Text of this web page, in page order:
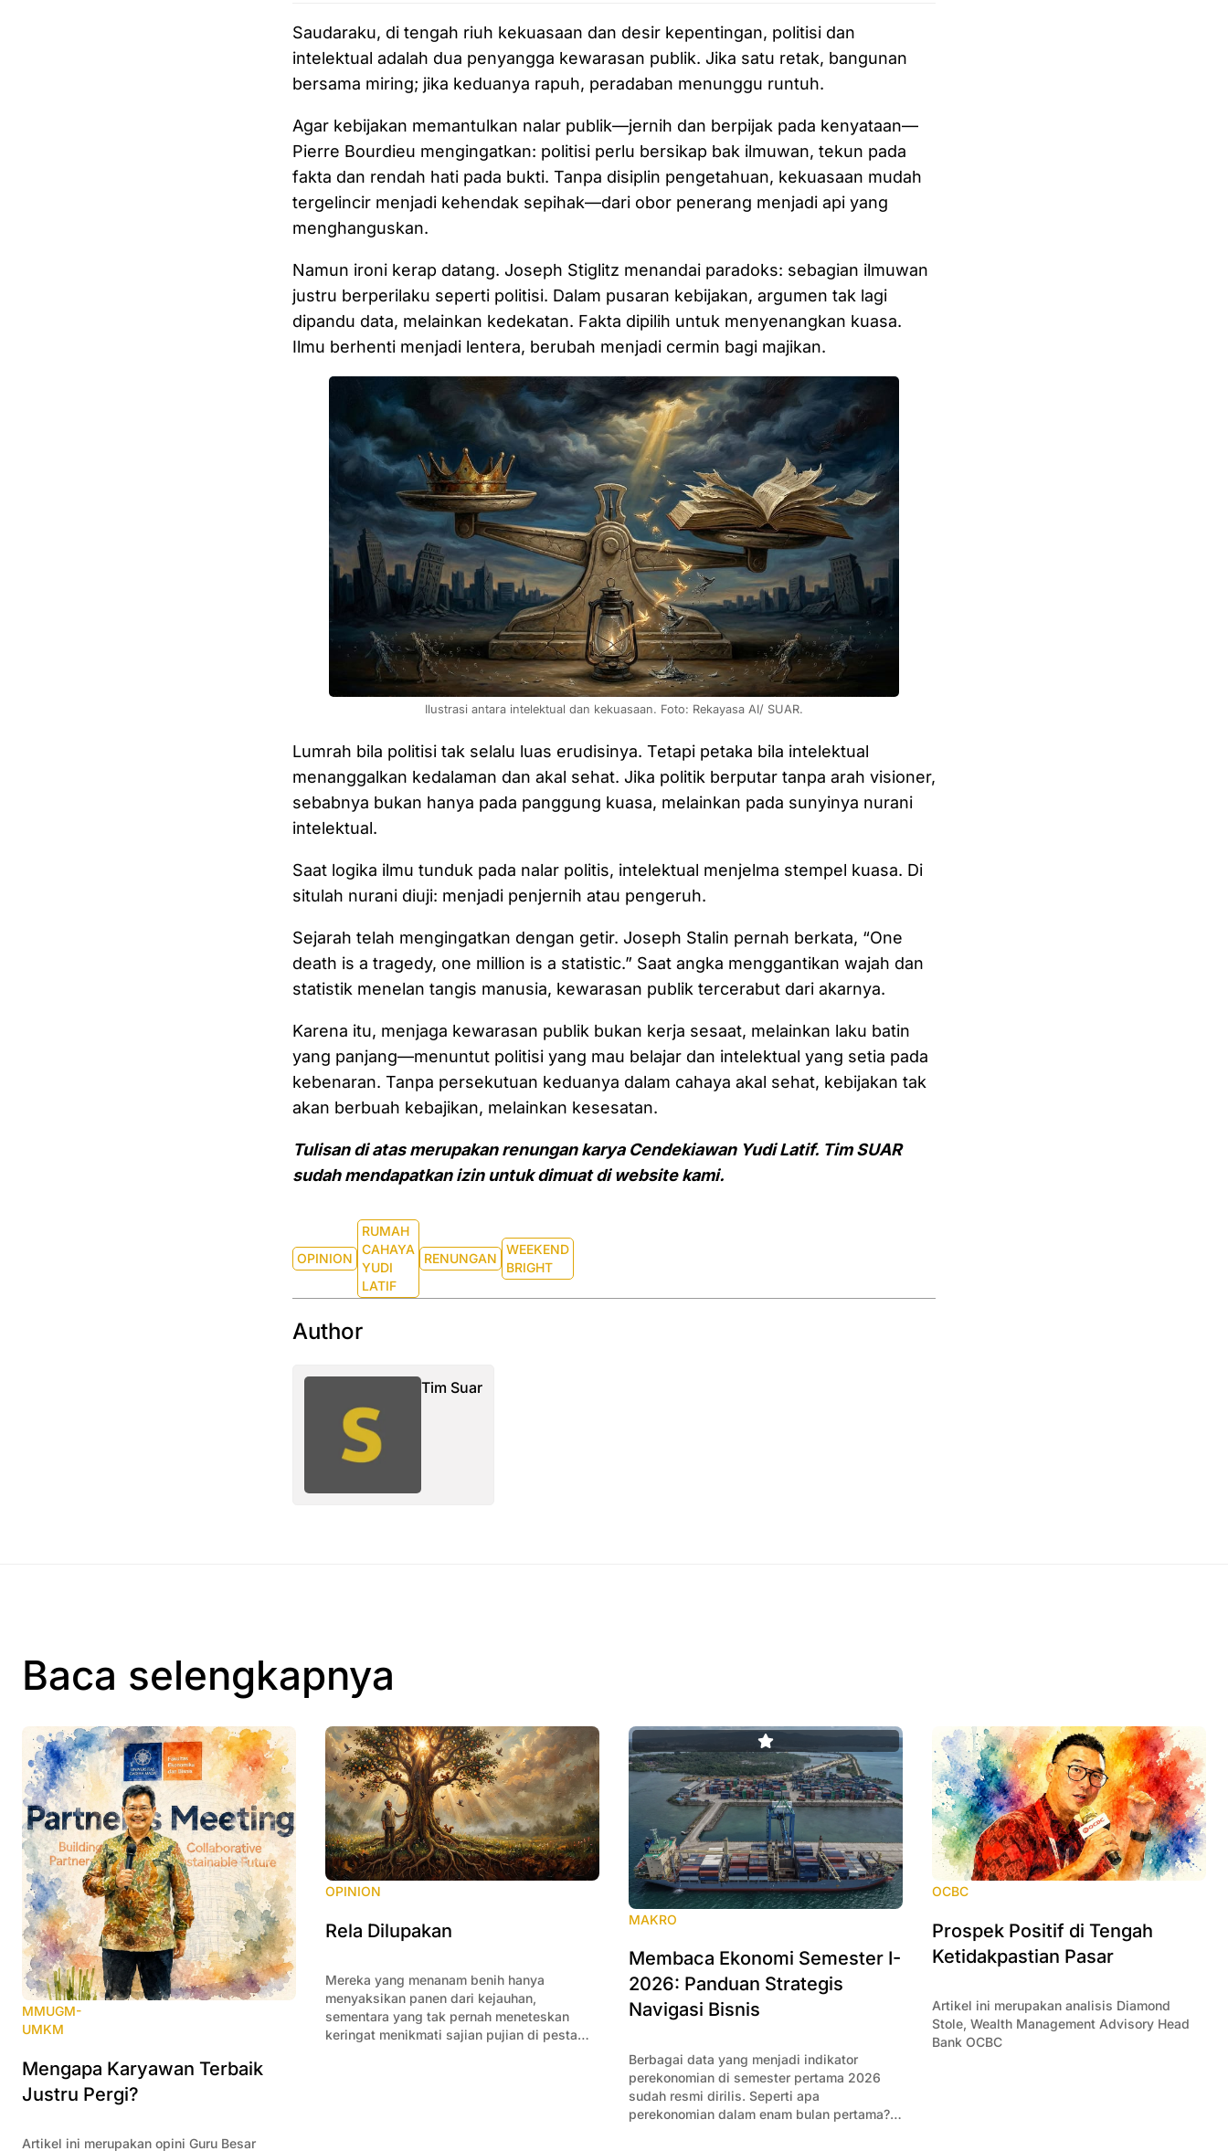
Saudaraku, di tengah riuh kekuasaan dan desir kepentingan, politisi dan
intelektual adalah dua penyangga kewarasan publik. Jika satu retak, bangunan
bersama miring; jika keduanya rapuh, peradaban menunggu runtuh.
Agar kebijakan memantulkan nalar publik—jernih dan berpijak pada kenyataan—
Pierre Bourdieu mengingatkan: politisi perlu bersikap bak ilmuwan, tekun pada
fakta dan rendah hati pada bukti. Tanpa disiplin pengetahuan, kekuasaan mudah
tergelincir menjadi kehendak sepihak—dari obor penerang menjadi api yang
menghanguskan.
Namun ironi kerap datang. Joseph Stiglitz menandai paradoks: sebagian ilmuwan
justru berperilaku seperti politisi. Dalam pusaran kebijakan, argumen tak lagi
dipandu data, melainkan kedekatan. Fakta dipilih untuk menyenangkan kuasa.
Ilmu berhenti menjadi lentera, berubah menjadi cermin bagi majikan.
Ilustrasi antara intelektual dan kekuasaan. Foto: Rekayasa AI/ SUAR.
Lumrah bila politisi tak selalu luas erudisinya. Tetapi petaka bila intelektual
menanggalkan kedalaman dan akal sehat. Jika politik berputar tanpa arah visioner,
sebabnya bukan hanya pada panggung kuasa, melainkan pada sunyinya nurani
intelektual.
Saat logika ilmu tunduk pada nalar politis, intelektual menjelma stempel kuasa. Di
situlah nurani diuji: menjadi penjernih atau pengeruh.
Sejarah telah mengingatkan dengan getir. Joseph Stalin pernah berkata, “One
death is a tragedy, one million is a statistic.” Saat angka menggantikan wajah dan
statistik menelan tangis manusia, kewarasan publik tercerabut dari akarnya.
Karena itu, menjaga kewarasan publik bukan kerja sesaat, melainkan laku batin
yang panjang—menuntut politisi yang mau belajar dan intelektual yang setia pada
kebenaran. Tanpa persekutuan keduanya dalam cahaya akal sehat, kebijakan tak
akan berbuah kebajikan, melainkan kesesatan.
Tulisan di atas merupakan renungan karya Cendekiawan Yudi Latif. Tim SUAR
sudah mendapatkan izin untuk dimuat di website kami.
OPINION
RUMAH
CAHAYA
YUDI
LATIF
RENUNGAN
WEEKEND
BRIGHT
Author
Tim Suar
Baca selengkapnya
MMUGM-
UMKM
Mengapa Karyawan Terbaik
Justru Pergi?
Artikel ini merupakan opini Guru Besar
OPINION
Rela Dilupakan
Mereka yang menanam benih hanya
menyaksikan panen dari kejauhan,
sementara yang tak pernah meneteskan
keringat menikmati sajian pujian di pesta
MAKRO
Membaca Ekonomi Semester I-
2026: Panduan Strategis
Navigasi Bisnis
Berbagai data yang menjadi indikator
perekonomian di semester pertama 2026
sudah resmi dirilis. Seperti apa
perekonomian dalam enam bulan pertama?
OCBC
Prospek Positif di Tengah
Ketidakpastian Pasar
Artikel ini merupakan analisis Diamond
Stole, Wealth Management Advisory Head
Bank OCBC